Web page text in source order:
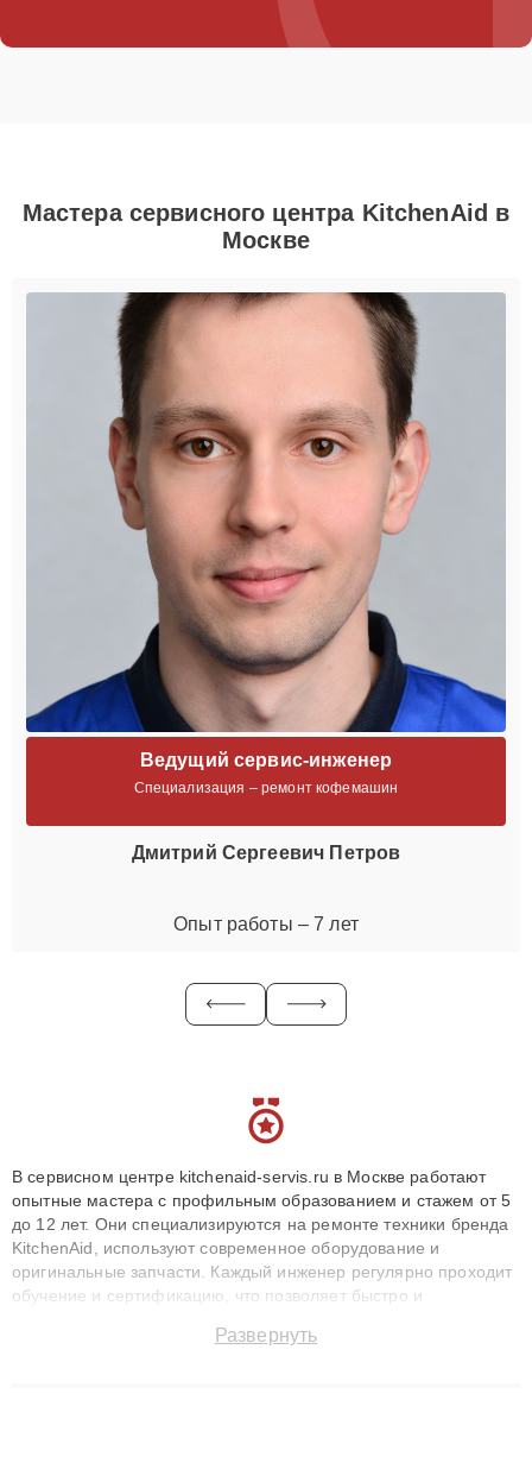
Мастера сервисного центра KitchenAid в
Москве
Ведущий сервис-инженер
Специализация – ремонт кофемашин
Дмитрий Сергеевич Петров
Опыт работы – 7 лет
В сервисном центре kitchenaid-servis.ru в Москве работают
опытные мастера с профильным образованием и стажем от 5
до 12 лет. Они специализируются на ремонте техники бренда
KitchenAid, используют современное оборудование и
оригинальные запчасти. Каждый инженер регулярно проходит
обучение и сертификацию, что позволяет быстро и
сохранением гарантии до 3 лет. Наши мастера решают
Развернуть